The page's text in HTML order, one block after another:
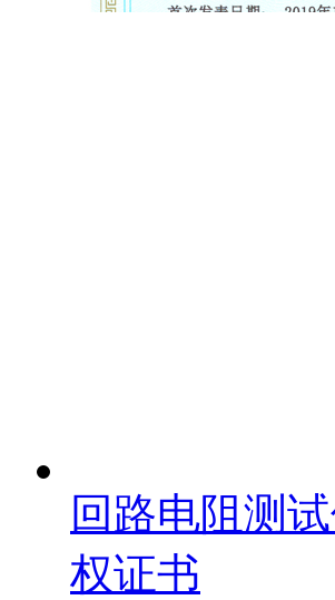
回路电阻测
权证书